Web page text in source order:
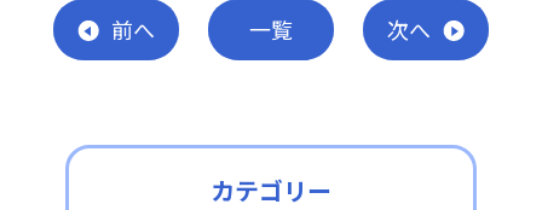
前へ 一覧 次へ
カテゴリー